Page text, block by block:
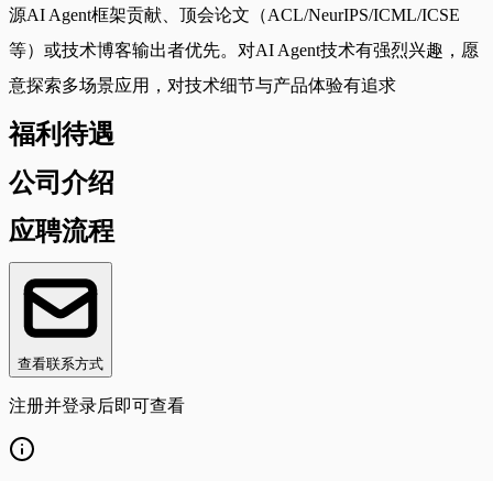
源AI Agent框架贡献、顶会论文（ACL/NeurIPS/ICML/ICSE
等）或技术博客输出者优先。对AI Agent技术有强烈兴趣，愿
意探索多场景应用，对技术细节与产品体验有追求
福利待遇
公司介绍
应聘流程
查看联系方式
注册并登录后即可查看